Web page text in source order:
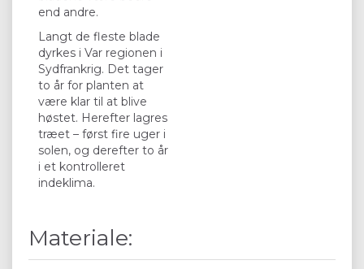
end andre.
Langt de fleste blade
dyrkes i Var regionen i
Sydfrankrig. Det tager
to år for planten at
være klar til at blive
høstet. Herefter lagres
træet – først fire uger i
solen, og derefter to år
i et kontrolleret
indeklima.
Materiale: